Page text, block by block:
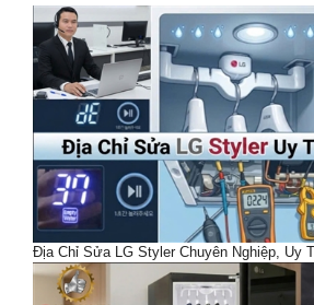
Địa Chỉ Sửa LG Styler Chuyên Nghiệp, Uy